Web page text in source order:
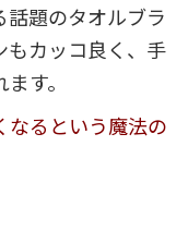
題のタオルブラ
もカッコ良く、手
す。
なるという魔法の